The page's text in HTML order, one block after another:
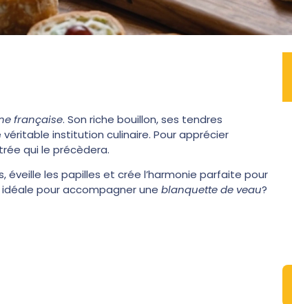
française. Son riche bouillon, ses tendres
institution culinaire. Pour apprécier
qui le précèdera.
éveille les papilles et crée l’harmonie parfaite pour
pour accompagner une blanquette de veau?